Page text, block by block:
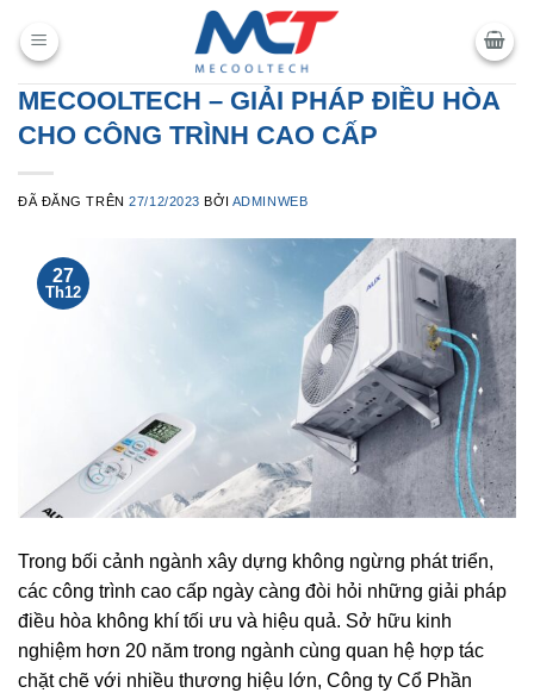
đến
dungMECOOLTECH – GIẢI PHÁP ĐIỀU HÒA
CHO CÔNG TRÌNH CAO CẤP
ĐÃ ĐĂNG TRÊN27/12/2023 BỞI ADMINWEB
27
Th12
Trong bối cảnh ngành xây dựng không ngừng phát triển,
các công trình cao cấp ngày càng đòi hỏi những giải pháp
điều hòa không khí tối ưu và hiệu quả. Sở hữu kinh
nghiệm hơn 20 năm trong ngành cùng quan hệ hợp tác
chặt chẽ với nhiều thương hiệu lớn, Công ty Cổ Phần